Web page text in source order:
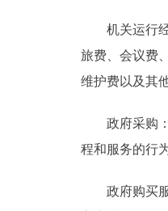
机关运行经
旅费、会议费
维护费以及其
政府采购：
程和服务的行
政府购买服